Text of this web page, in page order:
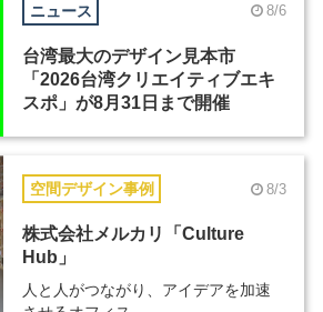
ニュース 8/6
台湾最大のデザイン見本市
「2026台湾クリエイティブエキ
スポ」が8月31日まで開催
空間デザイン事例 8/3
株式会社メルカリ「Culture
Hub」
人と人がつながり、アイデアを加速